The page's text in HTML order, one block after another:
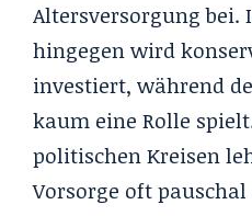
Altersversorgung bei.
hingegen wird
investiert, während
kaum eine Rolle
politischen Kreisen
Vorsorge oft